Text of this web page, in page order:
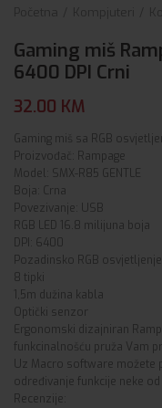
Gaming miš
6400 DPI Crni
32.00 KM
Gaming miš sa RGB
Proizvođač: Rampage
Model: SMX-R85 GENTLE
Boja: Crna
Povezivanje: USB
RGB LED 16.8 milijuna boja
DPI: 6400
Pozadinsko RGB osvjetljenje
8 tipki
1,5m dužina kabla
Optički senzor
Ergonomski dizajniran
funkcinalnošću pruža Vam
Uz Macro software možete
određivanje funkcije neke od
Recenzije: